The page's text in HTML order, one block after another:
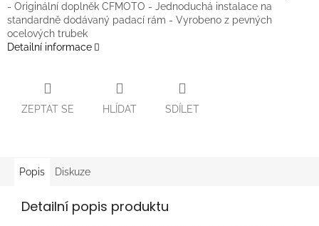
- Originální doplněk CFMOTO - Jednoduchá instalace na
standardně dodávaný padací rám - Vyrobeno z pevných
ocelových trubek
Detailní informace
ZEPTAT SE HLÍDAT SDÍLET
Popis Diskuze
Detailní popis produktu